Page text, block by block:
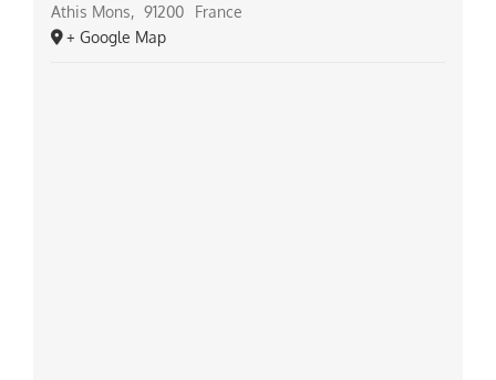
Athis Mons, 91200
France
+ Google Map